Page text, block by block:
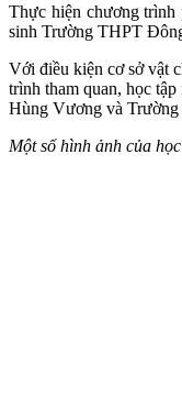
Thực hiện chương
sinh Trường THPT
Với điều kiện cơ sở vật
trình tham quan, học
Hùng Vương và
Một số hình ảnh của